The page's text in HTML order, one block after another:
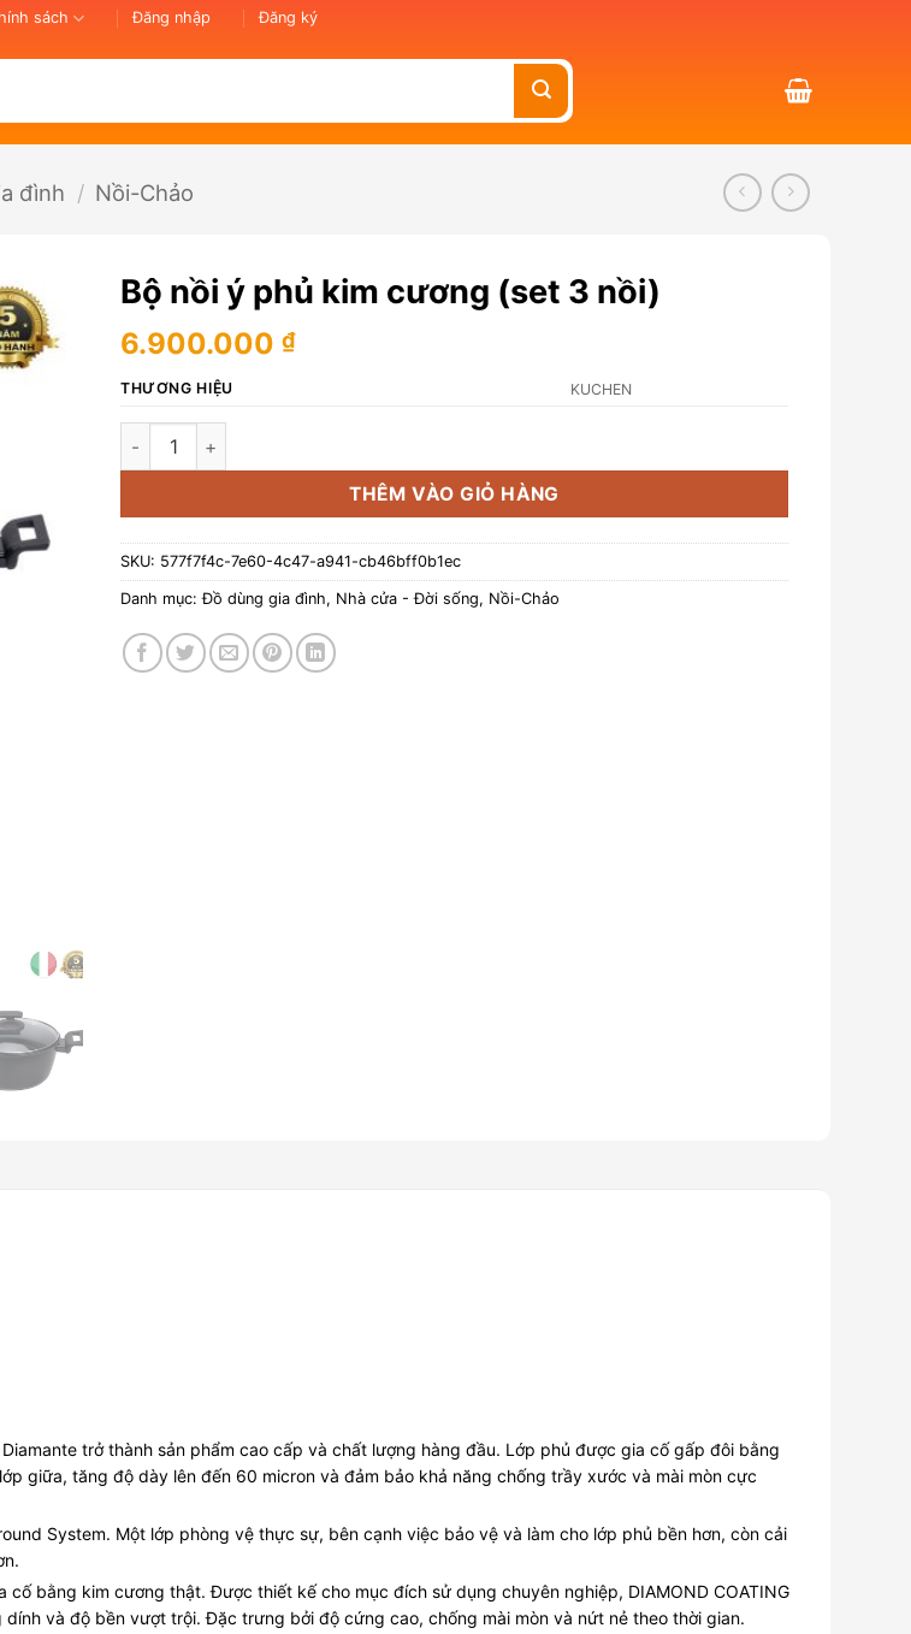
sách Đăng nhập Đăng ký
đình / Nồi-Chảo
Bộ nồi ý phủ kim cương (set 3 nồi)
6.900.000 ₫
THƯƠNG HIỆU KUCHEN
Bộ nồi ý phủ kim cương (set 3 nồi) số lượng
THÊM VÀO GIỎ HÀNG
SKU: 577f7f4c-7e60-4c47-a941-cb46bff0b1ec
Danh mục:Đồ dùng gia đình, Nhà cửa - Đời sống, Nồi-Chảo
trở thành sản phẩm cao cấp và chất lượng hàng đầu. Lớp phủ được gia cố gấp đôi bằng
giữa, tăng độ dày lên đến 60 micron và đảm bảo khả năng chống trầy xước và mài mòn cực
System. Một lớp phòng vệ thực sự, bên cạnh việc bảo vệ và làm cho lớp phủ bền hơn, còn cải
bằng kim cương thật. Được thiết kế cho mục đích sử dụng chuyên nghiệp, DIAMOND COATING
và độ bền vượt trội. Đặc trưng bởi độ cứng cao, chống mài mòn và nứt nẻ theo thời gian.